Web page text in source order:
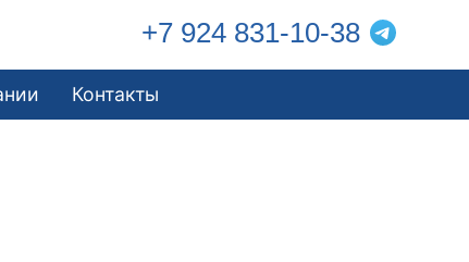
+7 924 831-10-38
Контакты